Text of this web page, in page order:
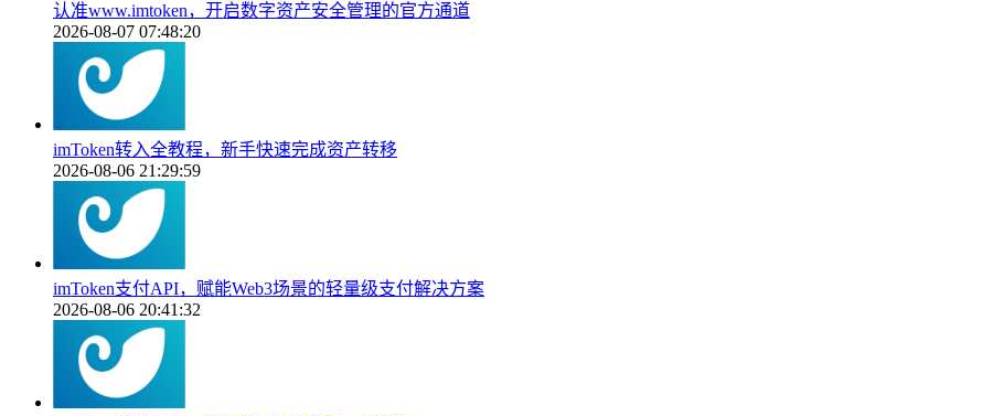
认准www.imtoken，开启数字资产安全管理的官方通道
2026-08-07 07:48:20
imToken转入全教程，新手快速完成资产转移
2026-08-06 21:29:59
imToken支付API，赋能Web3场景的轻量级支付解决方案
2026-08-06 20:41:32